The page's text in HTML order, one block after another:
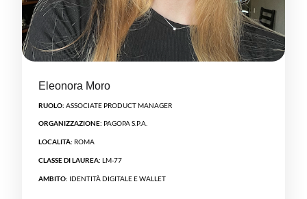
Eleonora Moro
RUOLO: ASSOCIATE PRODUCT MANAGER
ORGANIZZAZIONE: PAGOPA S.P.A.
LOCALITÀ: ROMA
CLASSE DI LAUREA: LM-77
AMBITO: IDENTITÀ DIGITALE E WALLET